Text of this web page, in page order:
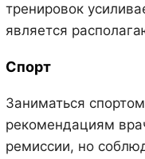
тренировок
является
Спорт
Заниматься
рекомендациям
ремиссии, но